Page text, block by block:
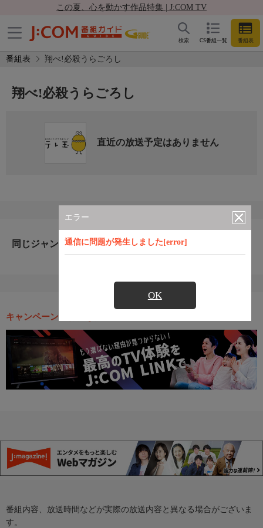
この夏、心を動かす作品特集 | J:COM TV
CS番組一覧 番組表
検索
番組表 翔べ!必殺うらごろし
エラー
通信に問題が発生しました[error]
OK
翔べ!必殺うらごろし
直近の放送予定はありません
同じジャンルのおすすめ番組
キャンペーン・お得な情報
番組内容、放送時間などが実際の放送内容と異なる場合がございま
す。